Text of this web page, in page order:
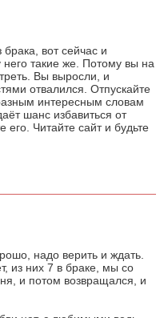
вот сейчас и
него такие же. Потому вы на
Вы выросли, и
отвалился. Отпускайте
интересным словам
шанс избавиться от
его. Читайте сайт и будьте
надо верить и ждать.
из них 7 в браке, мы со
и потом возвращался, и